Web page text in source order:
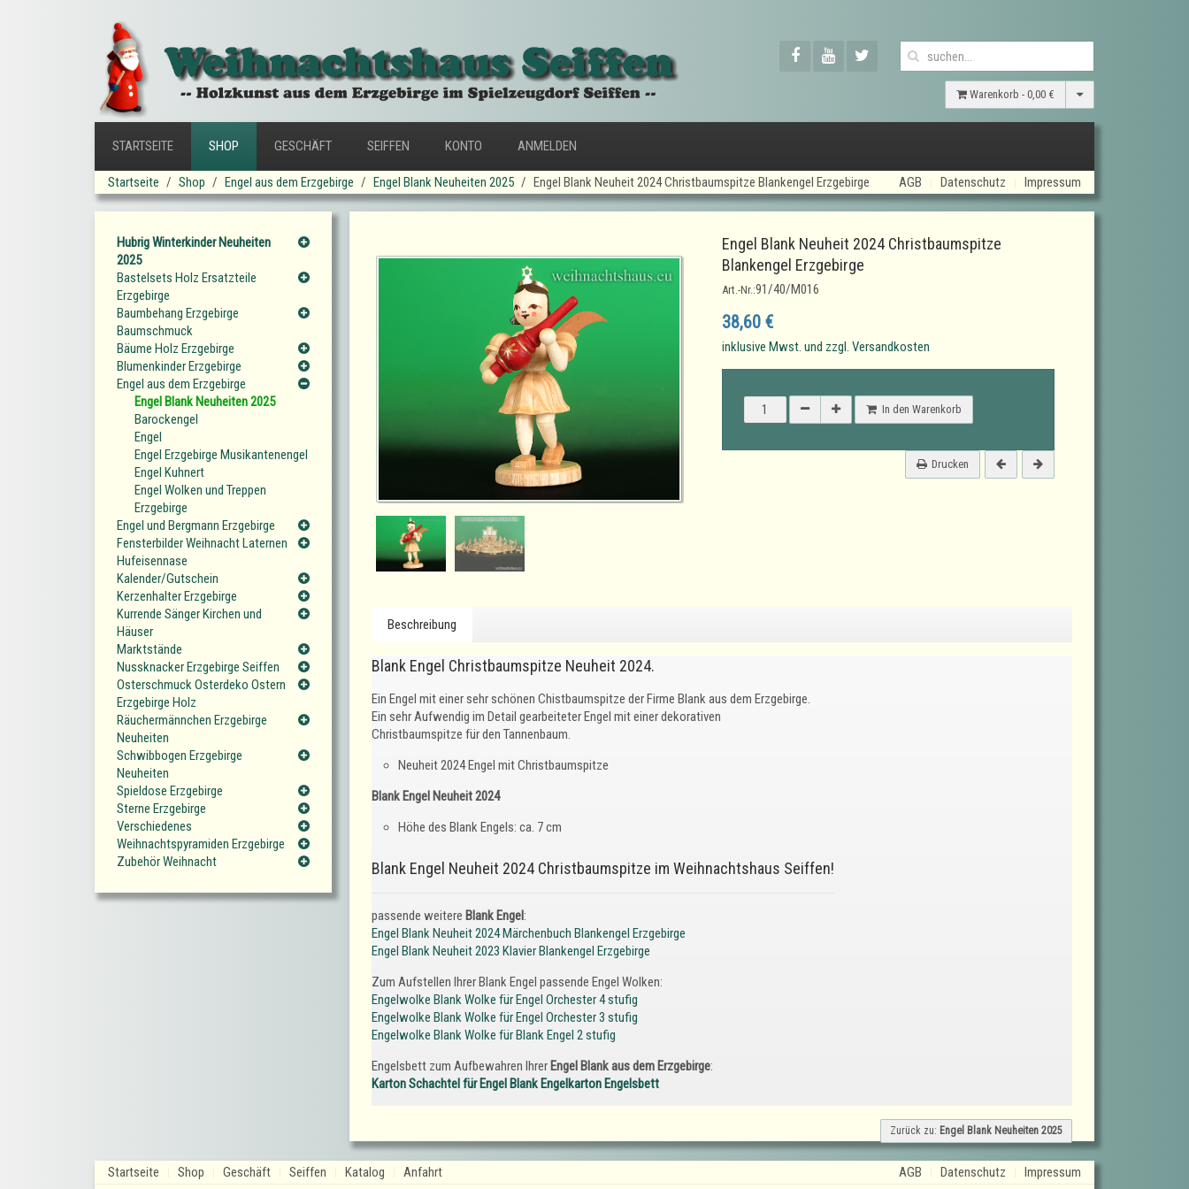
Warenkorb - 0,00 €
STARTSEITE SHOP GESCHÄFT SEIFFEN KONTO ANMELDEN
Startseite Shop Engel aus dem Erzgebirge Engel Blank Neuheiten 2025 Engel Blank Neuheit 2024 Christbaumspitze Blankengel Erzgebirge AGB Datenschutz Impressum
Engel Blank Neuheit 2024 Christbaumspitze
Blankengel Erzgebirge
Art.-Nr.:91/40/M016
38,60 €
inklusive Mwst. und zzgl. Versandkosten
In den Warenkorb
Drucken
Beschreibung
Blank Engel Christbaumspitze Neuheit 2024.
Ein Engel mit einer sehr schönen Chistbaumspitze der Firme Blank aus dem Erzgebirge.
Ein sehr Aufwendig im Detail gearbeiteter Engel mit einer dekorativen
Christbaumspitze für den Tannenbaum.
Neuheit 2024 Engel mit Christbaumspitze
Blank Engel Neuheit 2024
Höhe des Blank Engels: ca. 7 cm
Blank Engel Neuheit 2024 Christbaumspitze im Weihnachtshaus Seiffen!
passende weitere Blank Engel:
Engel Blank Neuheit 2024 Märchenbuch Blankengel Erzgebirge
Engel Blank Neuheit 2023 Klavier Blankengel Erzgebirge
Zum Aufstellen Ihrer Blank Engel passende Engel Wolken:
Engelwolke Blank Wolke für Engel Orchester 4 stufig
Engelwolke Blank Wolke für Engel Orchester 3 stufig
Engelwolke Blank Wolke für Blank Engel 2 stufig
Engelsbett zum Aufbewahren Ihrer Engel Blank aus dem Erzgebirge:
Karton Schachtel für Engel Blank Engelkarton Engelsbett
Zurück zu: Engel Blank Neuheiten 2025
Hubrig Winterkinder Neuheiten
2025
Bastelsets Holz Ersatzteile
Erzgebirge
Baumbehang Erzgebirge
Baumschmuck
Bäume Holz Erzgebirge
Blumenkinder Erzgebirge
Engel aus dem Erzgebirge
Engel Blank Neuheiten 2025
Barockengel
Engel
Engel Erzgebirge Musikantenengel
Engel Kuhnert
Engel Wolken und Treppen
Erzgebirge
Engel und Bergmann Erzgebirge
Fensterbilder Weihnacht Laternen
Hufeisennase
Kalender/Gutschein
Kerzenhalter Erzgebirge
Kurrende Sänger Kirchen und
Häuser
Marktstände
Nussknacker Erzgebirge Seiffen
Osterschmuck Osterdeko Ostern
Erzgebirge Holz
Räuchermännchen Erzgebirge
Neuheiten
Schwibbogen Erzgebirge
Neuheiten
Spieldose Erzgebirge
Sterne Erzgebirge
Verschiedenes
Weihnachtspyramiden Erzgebirge
Zubehör Weihnacht
Startseite Shop Geschäft Seiffen Katalog Anfahrt AGB Datenschutz Impressum